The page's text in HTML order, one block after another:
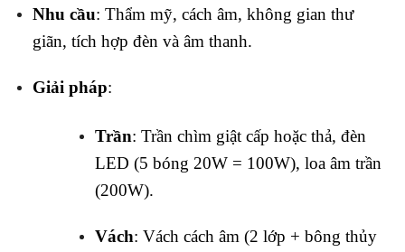
Nhu cầu: Thẩm mỹ, cách âm, không gian thư
giãn, tích hợp đèn và âm thanh.
Giải pháp:
Trần: Trần chìm giật cấp hoặc thả, đèn
LED (5 bóng 20W = 100W), loa âm trần
(200W).
Vách: Vách cách âm (2 lớp + bông thủy